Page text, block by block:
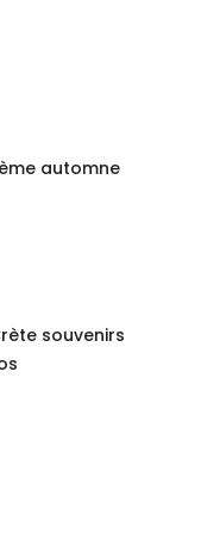
automne
souvenirs